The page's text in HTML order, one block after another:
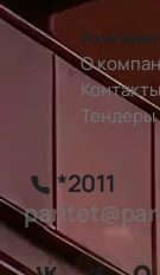
Компания
О
Контакты
Тендеры
*2011